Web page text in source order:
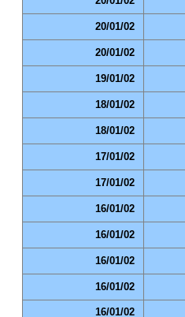
20/01/02
20/01/02
19/01/02
18/01/02
18/01/02
17/01/02
17/01/02
16/01/02
16/01/02
16/01/02
16/01/02
16/01/02